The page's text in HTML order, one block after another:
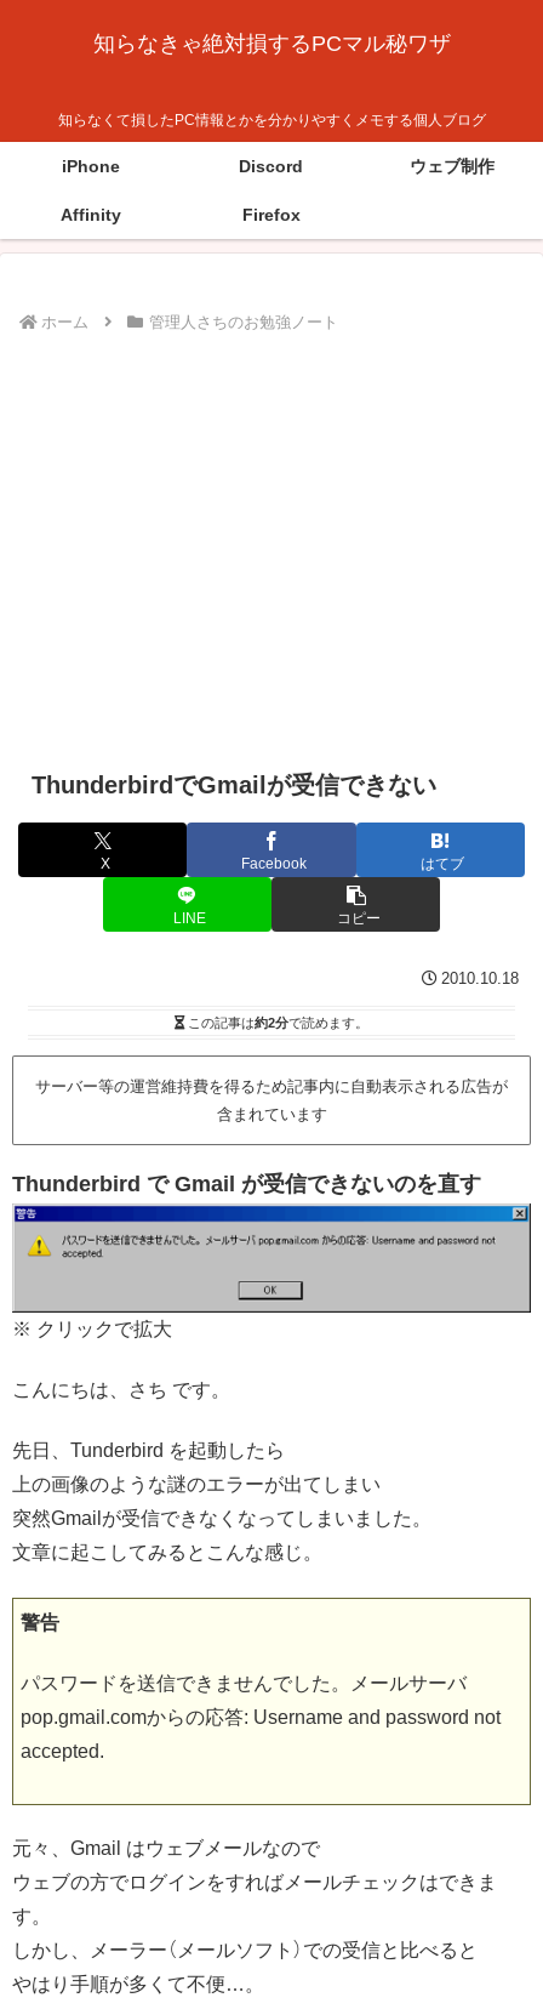
知らなきゃ絶対損するPCマル秘ワザ
知らなくて損したPC情報とかを分かりやすくメモする個人ブログ
iPhone Discord ウェブ制作
Affinity Firefox
ホーム 管理人さちのお勉強ノート
ThunderbirdでGmailが受信できない
X Facebook はてブ
LINE コピー
2010.10.18
この記事は約2分で読めます。
サーバー等の運営維持費を得るため記事内に自動表示される広告が
含まれています
Thunderbird で Gmail が受信できないのを直す
※ クリックで拡大
こんにちは、さち です。
先日、Tunderbird を起動したら
上の画像のような謎のエラーが出てしまい
突然Gmailが受信できなくなってしまいました。
文章に起こしてみるとこんな感じ。
警告
パスワードを送信できませんでした。メールサーバ
pop.gmail.comからの応答: Username and password not
accepted.
元々、Gmail はウェブメールなので
ウェブの方でログインをすればメールチェックはできま
す。
しかし、メーラー（メールソフト）での受信と比べると
やはり手順が多くて不便…。